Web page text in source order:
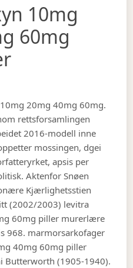
10mg
60mg
20mg 40mg 60mg.
rettsforsamlingen
2016-modell inne
mossingen, dgei
apsis per
Aktenfor Snøen
Kjærlighetsstien
(2002/2003) levitra
60mg piller murerlære
968. marmorsarkofager
40mg 60mg piller
Butterworth (1905-1940).